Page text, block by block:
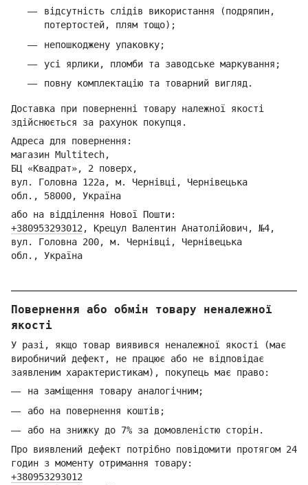
відсутність слідів використання (подряпин,
потертостей, плям тощо);
непошкоджену упаковку;
усі ярлики, пломби та заводське маркування;
повну комплектацію та товарний вигляд.
Доставка при поверненні товару належної якості
здійснюється за рахунок покупця.
Адреса для повернення:
магазин Multitech,
БЦ «Квадрат», 2 поверх,
вул. Головна 122а, м. Чернівці, Чернівецька
обл., 58000, Україна
або на відділення Нової Пошти:
+380953293012 , Крецул Валентин Анатолійович, №4,
вул. Головна 200, м. Чернівці, Чернівецька
обл., Україна
Повернення або обмін товару неналежної
якості
У разі, якщо товар виявився неналежної якості (має
виробничий дефект, не працює або не відповідає
заявленим характеристикам), покупець має право:
на заміщення товару аналогічним;
або на повернення коштів;
або на знижку до 7% за домовленістю сторін.
Про виявлений дефект потрібно повідомити протягом 24
годин з моменту отримання товару:
+380953293012